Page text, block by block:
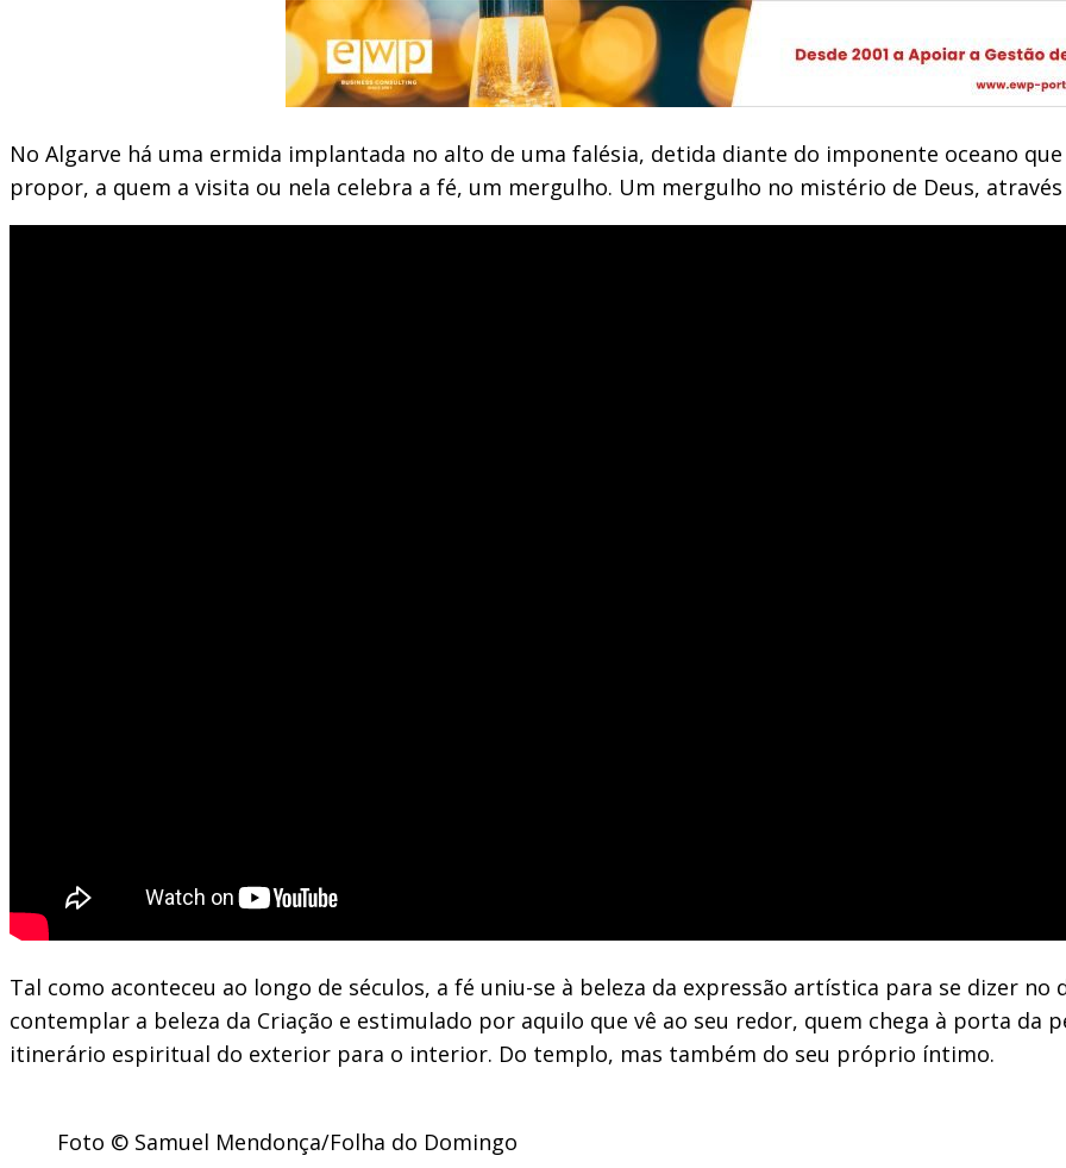
No Algarve há uma ermida implantada no alto de uma falésia, detida diante do imponente oceano
propor, a quem a visita ou nela celebra a fé, um mergulho. Um mergulho no mistério de Deus,
Tal como aconteceu ao longo de séculos, a fé uniu-se à beleza da expressão artística para se dizer
contemplar a beleza da Criação e estimulado por aquilo que vê ao seu redor, quem chega à porta da
itinerário espiritual do exterior para o interior. Do templo, mas também do seu próprio íntimo.
Foto © Samuel Mendonça/Folha do Domingo